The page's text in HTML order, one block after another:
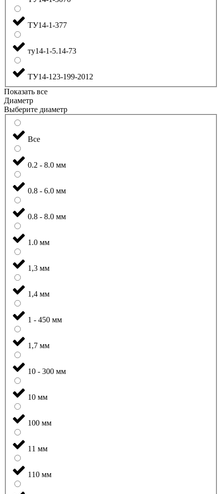
ТУ14-1-377
ту14-1-5.14-73
ТУ14-123-199-2012
Показать все
Диаметр
Выберите диаметр
Все
0.2 - 8.0 мм
0.8 - 6.0 мм
0.8 - 8.0 мм
1.0 мм
1,3 мм
1,4 мм
1 - 450 мм
1,7 мм
10 - 300 мм
10 мм
100 мм
11 мм
110 мм